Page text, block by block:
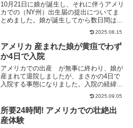
10月21日に娘が誕生し、それに伴うアメリ
カでの（NY州）出生届の提出についてま
とめました。娘が誕生してから数日間は入
院していましたので、退院時に出生証明書
の発行手続きをしました。そして、11月8
日に出生証明書が郵送にて到着しました。
私の場...
2025.08.15
アメリカ 産まれた娘が黄疸でわず
か4日で入院
アメリカでの出産 が無事に終わり、娘が
産まれて退院しましたが、まさかの4日で
入院する事態になりました。入院の経緯黄
疸の治療方法経過をまとめました!入院し
た経緯入院当日は、産まれて4日しか経っ
ていませんでした><経緯としては、入院前
夜は夜通し...
2025.09.05
所要24時間! アメリカでの壮絶出
産体験